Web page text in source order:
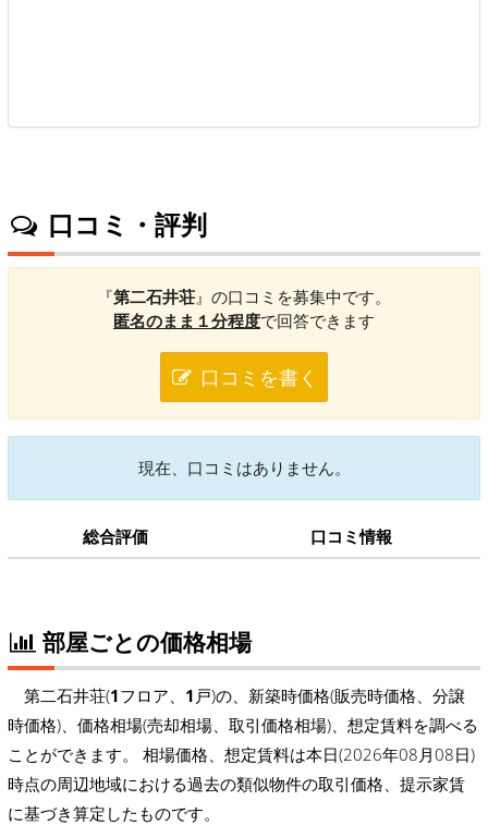
口コミ・評判
『第二石井荘 』の口コミを募集中です。
匿名のまま１分程度で回答できます
口コミを書く
現在、口コミはありません。
総合評価 口コミ情報
部屋ごとの価格相場
第二石井荘(1フロア、 1 戸)の、新築時価格(販売時価格、分譲
時価格)、価格相場(売却相場、取引価格相場)、想定賃料を調べる
ことができます。 相場価格、想定賃料は本日(2026年08月08日)
時点の周辺地域における過去の類似物件の取引価格、提示家賃
に基づき算定したものです。